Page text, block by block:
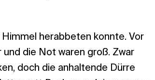
herabbeten konnte. Vor
die Not waren groß. Zwar
doch die anhaltende Dürre